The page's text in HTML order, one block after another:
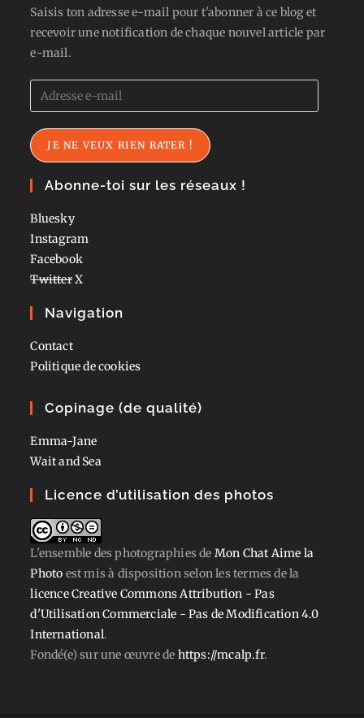
Saisis ton adresse e-mail pour t'abonner à ce blog et
recevoir une notification de chaque nouvel article par
e-mail.
Adresse
e-
mail
JE NE VEUX RIEN RATER !
Abonne-toi sur les réseaux !
Bluesky
Instagram
Facebook
TwitterX
Navigation
Contact
Politique de cookies
Copinage (de qualité)
Emma-Jane
Wait and Sea
Licence d’utilisation des photos
L'ensemble des photographiesde Mon Chat Aime la
Photo est mis à disposition selon les termes de la
licence Creative Commons Attribution - Pas
d'Utilisation Commerciale - Pas de Modification 4.0
International.
Fondé(e) sur une œuvre de https://mcalp.fr.